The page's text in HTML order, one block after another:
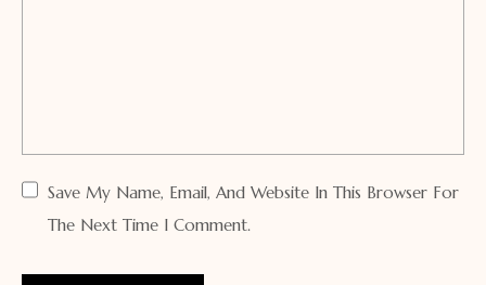
Save My Name, Email, And Website In This Browser For
The Next Time I Comment.